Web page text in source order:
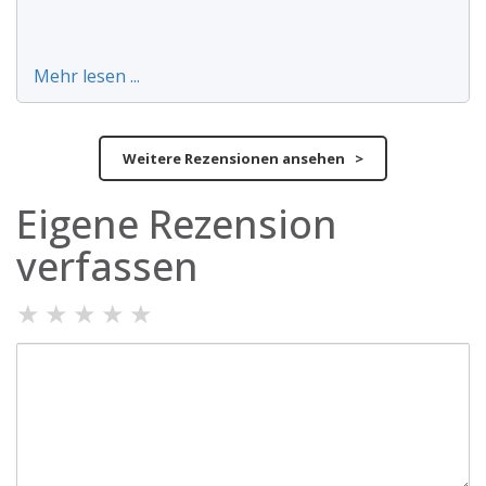
Mehr lesen ...
Weitere Rezensionen ansehen >
Eigene Rezension
verfassen
★ ★ ★ ★ ★